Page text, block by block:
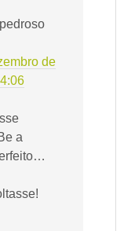
de
a